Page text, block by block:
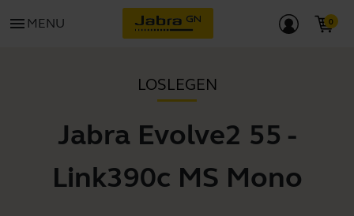
menu MENU
LOSLEGEN
Jabra Evolve2 55 -
Link390c MS Mono